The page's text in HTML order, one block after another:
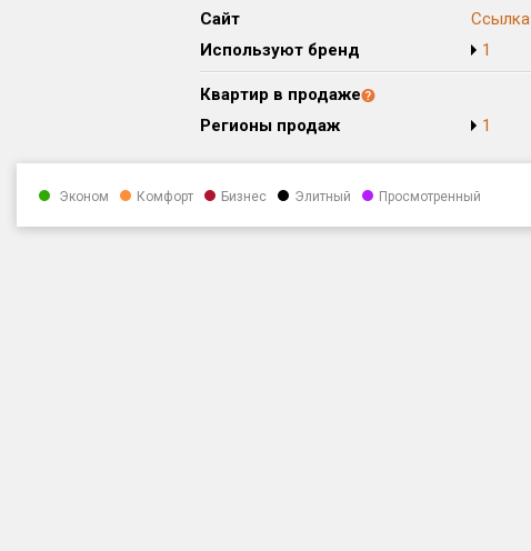
Сайт
Ссылка
Используют бренд
1
Квартир в продаже
Регионы продаж
1
Эконом Комфорт Бизнес Элитный Просмотренный